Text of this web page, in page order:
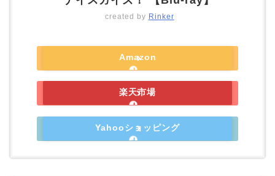
created by Rinker
Amazon
楽天市場
Yahooショッピング